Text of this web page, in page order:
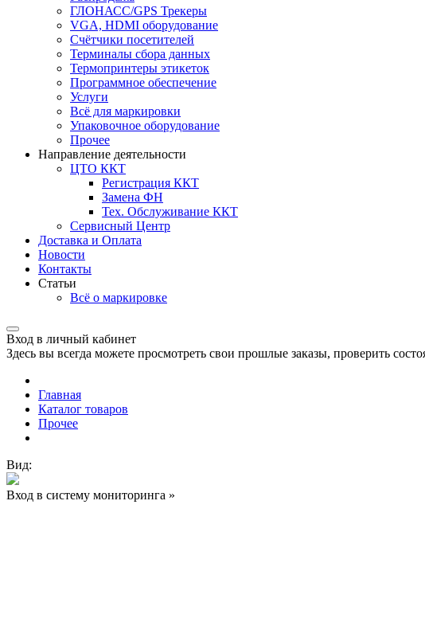
ГЛОНАСС/GPS Трекеры
VGA, HDMI оборудование
Счётчики посетителей
Терминалы сбора данных
Термопринтеры этикеток
Программное обеспечение
Услуги
Всё для маркировки
Упаковочное оборудование
Прочее
Направление деятельности
ЦТО ККТ
Регистрация ККТ
Замена ФН
Тех. Обслуживание ККТ
Сервисный Центр
Доставка и Оплата
Новости
Контакты
Статьи
Всё о маркировке
Вход в личный кабинет
Здесь вы всегда можете просмотреть свои прошлые заказы, проверить
Главная
Каталог товаров
Прочее
Вид:
Вход в систему мониторинга »